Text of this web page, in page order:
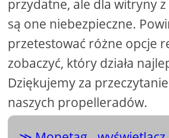
przydatne, ale dla witryny
są one niebezpieczne.
przetestować różne opcje
zobaczyć, który działa
Dziękujemy za
naszych propelleradów.